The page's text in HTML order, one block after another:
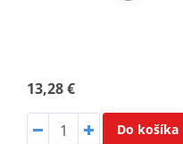
13,28 €
Do košíka